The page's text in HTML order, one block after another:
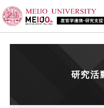
研究活